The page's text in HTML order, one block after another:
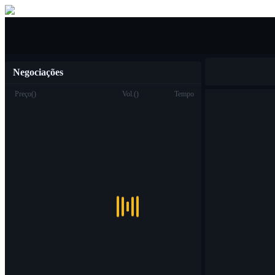
Negociações
Preço() Vol.() Tempo